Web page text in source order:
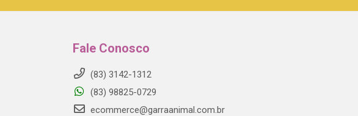
Fale Conosco
(83) 3142-1312
(83) 98825-0729
ecommerce@garraanimal.com.br